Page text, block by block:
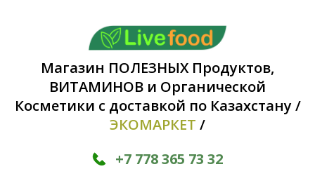
Магазин ПОЛЕЗНЫХ Продуктов,
ВИТАМИНОВ и Органической
Косметики с доставкой по Казахстану /
ЭКОМАРКЕТ /
+7 778 365 73 32